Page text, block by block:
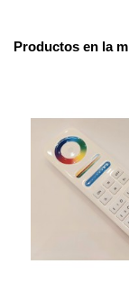
Productos en la